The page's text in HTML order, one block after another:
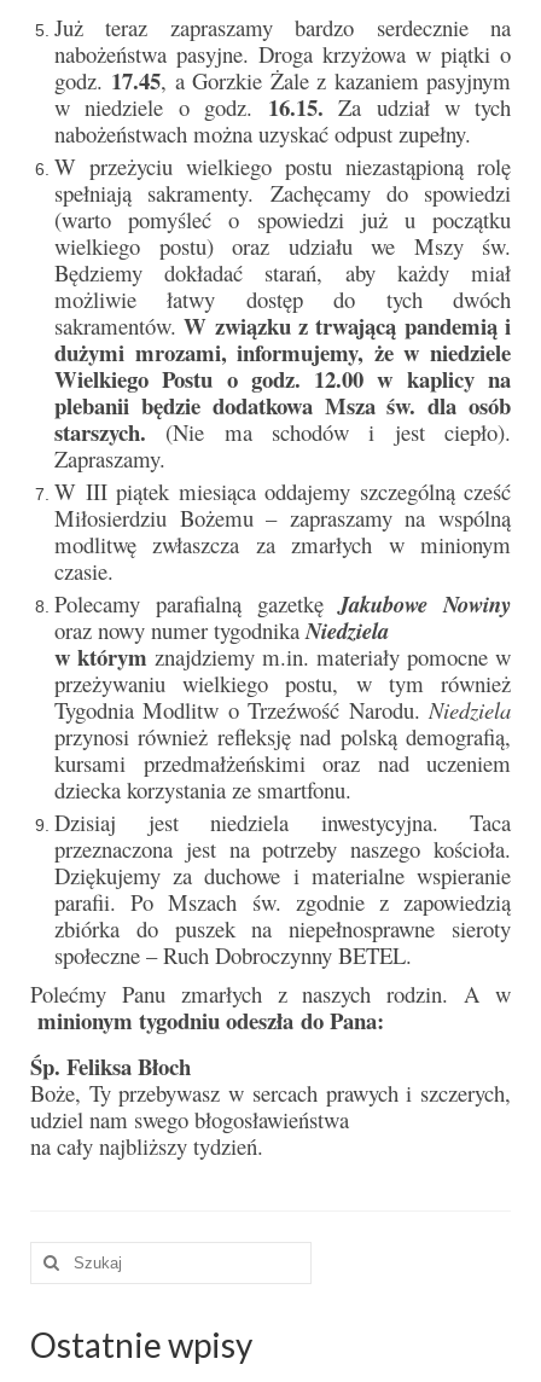
Wielki Piątek 03.04.2026
Wielka Sobota 04.04.2026
Godzina Miłosierdzia 12.04.2026
Galerie 2025
Pożegnanie Ks. Mateusza 29.06.2025
Zakończenie Oktawy Bożego Ciała
26.06.2025
Galerie 2024
Niedziela Palmowa 24.03.2024
Wigilia Paschalna 30.03.2024
Odpust 2024
Galerie 2023
Bierzmowanie 27.11.2023
Odpust 2023
Zakończenie oktawy 2023
Niedziela Palmowa 2023
Galerie 2022
Pasterka 2022
Bierzmowanie 24.10.2022r.
Odpust 2022
Złoty Jubileusz
Pierwsza Komunia Św. – Gr 1
Pierwsza Komunia Św. – Gr 2
Galerie 2021
Odpust 2021
Kościół Stacyjny Wielkiego Postu 2021
Pierwsza Komunia Święta
Już teraz zapraszamy bardzo serdecznie na
nabożeństwa pasyjne. Droga krzyżowa w piątki o
godz. 17.45, a Gorzkie Żale z kazaniem pasyjnym
w niedziele o godz. 16.15. Za udział w tych
nabożeństwach można uzyskać odpust zupełny.
W przeżyciu wielkiego postu niezastąpioną rolę
spełniają sakramenty. Zachęcamy do spowiedzi
(warto pomyśleć o spowiedzi już u początku
wielkiego postu) oraz udziału we Mszy św.
Będziemy dokładać starań, aby każdy miał
możliwie łatwy dostęp do tych dwóch
sakramentów.W związku z trwającą pandemią i
dużymi mrozami, informujemy, że w niedziele
Wielkiego Postu o godz. 12.00 w kaplicy na
plebanii będzie dodatkowa Msza św. dla osób
starszych. (Nie ma schodów i jest ciepło).
Zapraszamy.
W III piątek miesiąca oddajemy szczególną cześć
Miłosierdziu Bożemu – zapraszamy na wspólną
modlitwę zwłaszcza za zmarłych w minionym
czasie.
Polecamy parafialną gazetkęJakubowe Nowiny
oraz nowy numer tygodnika Niedziela
w którym znajdziemy m.in. materiały pomocne w
przeżywaniu wielkiego postu, w tym również
Tygodnia Modlitw o Trzeźwość Narodu.Niedziela
przynosi również refleksję nad polską demografią,
kursami przedmałżeńskimi oraz nad uczeniem
dziecka korzystania ze smartfonu.
Dzisiaj jest niedziela inwestycyjna. Taca
przeznaczona jest na potrzeby naszego kościoła.
Dziękujemy za duchowe i materialne wspieranie
parafii. Po Mszach św. zgodnie z zapowiedzią
zbiórka do puszek na niepełnosprawne sieroty
społeczne – Ruch Dobroczynny BETEL.
Polećmy Panu zmarłych z naszych rodzin. A w
minionym tygodniu odeszła do Pana:
Śp. Feliksa Błoch
Boże, Ty przebywasz w sercach prawych i szczerych,
udziel nam swego błogosławieństwa
na cały najbliższy tydzień.
Szuklaj
Ostatnie wpisy